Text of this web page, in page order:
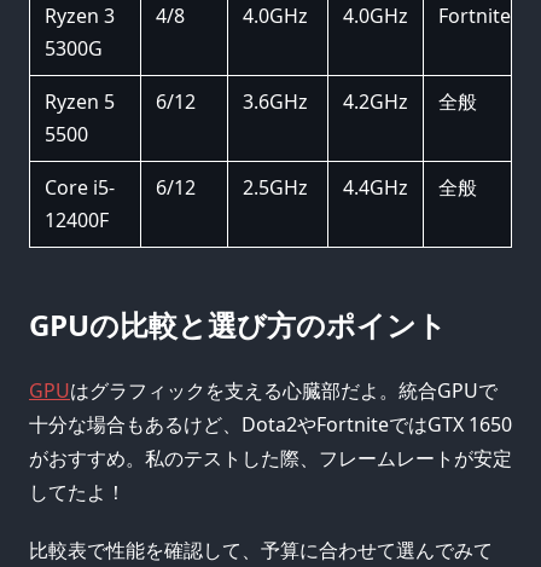
Ryzen 3
5300G
4/8 4.0GHz 4.0GHz Fortnite
Ryzen 5
5500
6/12 3.6GHz 4.2GHz 全般
Core i5-
12400F
6/12 2.5GHz 4.4GHz 全般
GPUの比較と選び方のポイント
GPUはグラフィックを支える心臓部だよ。統合GPUで
十分な場合もあるけど、Dota2やFortniteではGTX 1650
がおすすめ。私のテストした際、フレームレートが安定
してたよ！
比較表で性能を確認して、予算に合わせて選んでみて